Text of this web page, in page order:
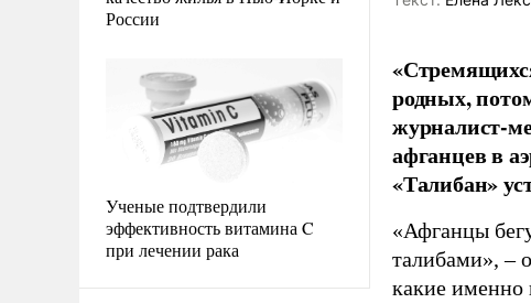
России
Ученые подтвердили
эффективность витамина C
при лечении рака
родных,
журналист-
афганцев в
«Талибан»
«Афганцы
талибами», –
какие именно